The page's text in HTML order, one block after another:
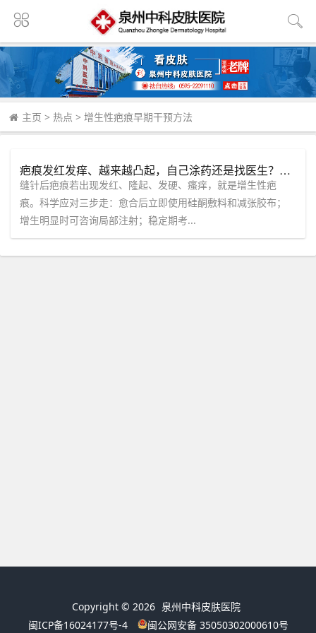
主页 > 热点 > 增生性疤痕早期干预方法
疤痕发红发痒、越来越凸起，自己涂药还是找医生？这四种情况别犹豫。
缝针后疤痕若出现发红、隆起、发硬、瘙痒，就是增生性疤
痕。科学应对三步走：愈合后立即使用硅酮敷料和减张胶布；
增生明显时可咨询局部注射；稳定期考...
Copyright © 2026 泉州中科皮肤医院
闽ICP备16024177号-4
闽公网安备 35050302000610号